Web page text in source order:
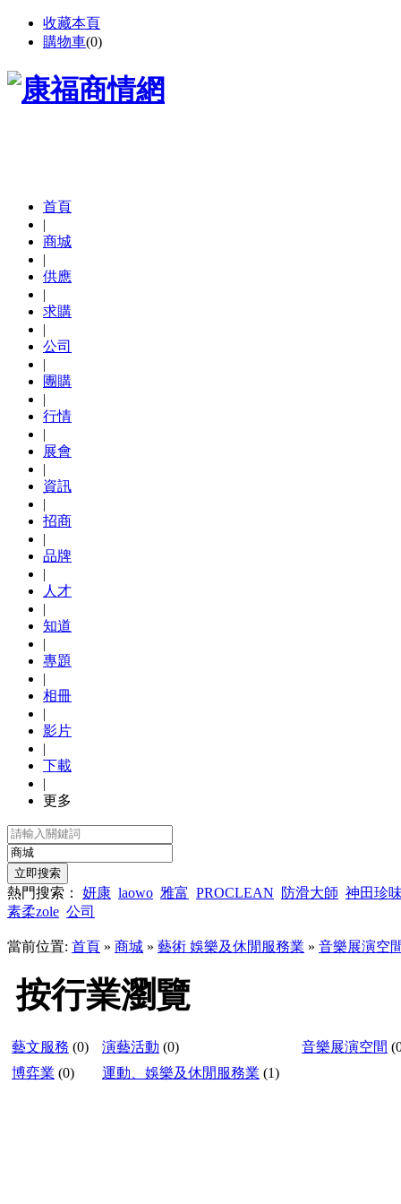
收藏本頁
購物車(0)
首頁
|
商城
|
供應
|
求購
|
公司
|
團購
|
行情
|
展會
|
資訊
|
招商
|
品牌
|
人才
|
知道
|
專題
|
相冊
|
影片
|
下載
|
更多
熱門搜索： 妍康 laowo 雅富 PROCLEAN 防滑大師 神田珍
素柔zole 公司
當前位置: 首頁 » 商城 » 藝術 娛樂及休閒服務業 » 音樂展演空
按行業瀏覽
藝文服務 (0) 演藝活動 (0) 音樂展演空間
博弈業 (0) 運動、娛樂及休閒服務業 (1)